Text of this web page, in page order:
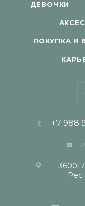
ДЕВОЧКИ
ПОКУПКА И
+7 988